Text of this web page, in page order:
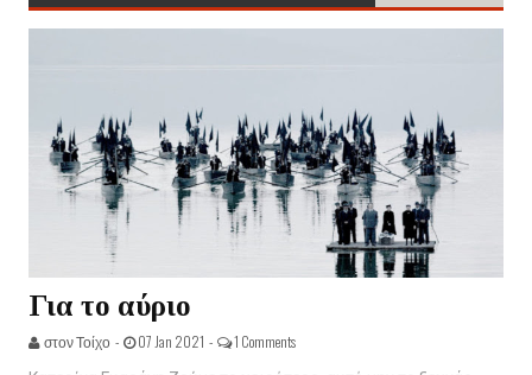
Για το αύριο
στον Τοίχο - 07 Jan 2021 - 1 Comments